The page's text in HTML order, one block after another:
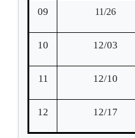
09 11/26
10 12/03
11 12/10
12 12/17